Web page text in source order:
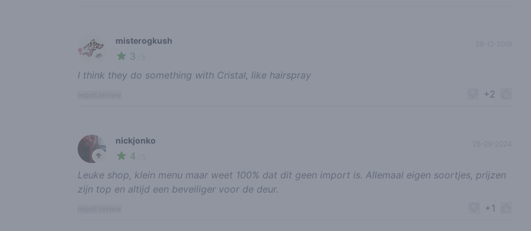
🌱
misterogkush
3
I think they do something with Cristal, like hairspray
+2
🥦
nickjonko
4
Leuke shop, klein menu maar weet 100% dat dit geen import is. Allemaal eigen soortjes, prijzen
zijn top en altijd een beveiliger voor de deur.
+1